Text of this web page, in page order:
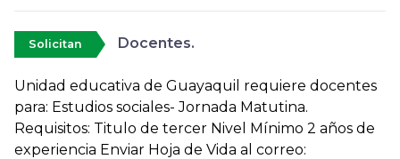
Solicitan Docentes.
Unidad educativa de Guayaquil requiere docentes
para: Estudios sociales- Jornada Matutina.
Requisitos: Titulo de tercer Nivel Mínimo 2 años de
experiencia Enviar Hoja de Vida al correo: